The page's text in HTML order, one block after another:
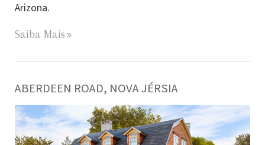
Arizona.
Saiba Mais
ABERDEEN ROAD, NOVA JÉRSIA